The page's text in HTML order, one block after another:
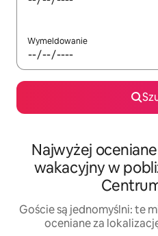
Wymeldowanie
Najwyżej
wakacyjny w
Goście są jednomyślni: te
oceniane za